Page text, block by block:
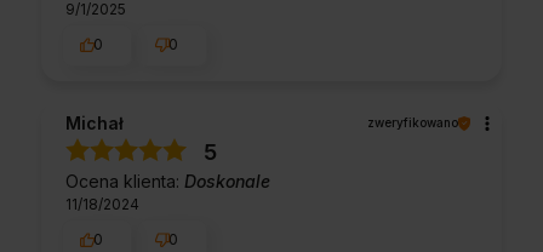
9/1/2025
0
0
Michał zweryfikowano
5
Ocena klienta: Doskonale
11/18/2024
0
0